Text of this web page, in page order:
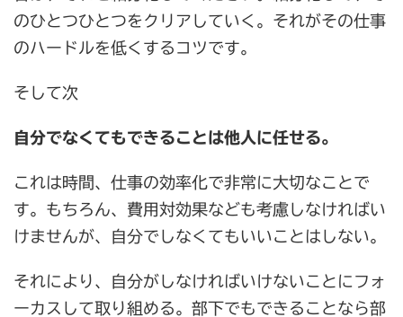
のひとつひとつをクリアしていく。それがその仕事
のハードルを低くするコツです。
そして次
自分でなくてもできることは他人に任せる。
これは時間、仕事の効率化で非常に大切なことで
す。もちろん、費用対効果なども考慮しなければい
けませんが、自分でしなくてもいいことはしない。
それにより、自分がしなければいけないことにフォ
ーカスして取り組める。部下でもできることなら部